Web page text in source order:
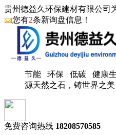
贵州德益久环保建材有限公司
您有2条新询盘信息！
节能 环保 低碳 健康
源天然之石，铸世界之美
免费咨询热线 18208570585